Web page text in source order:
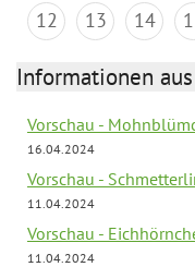
12
13 14
Informationen
Vorschau -
16.04.2024
Vorschau -
11.04.2024
Vorschau -
11.04.2024